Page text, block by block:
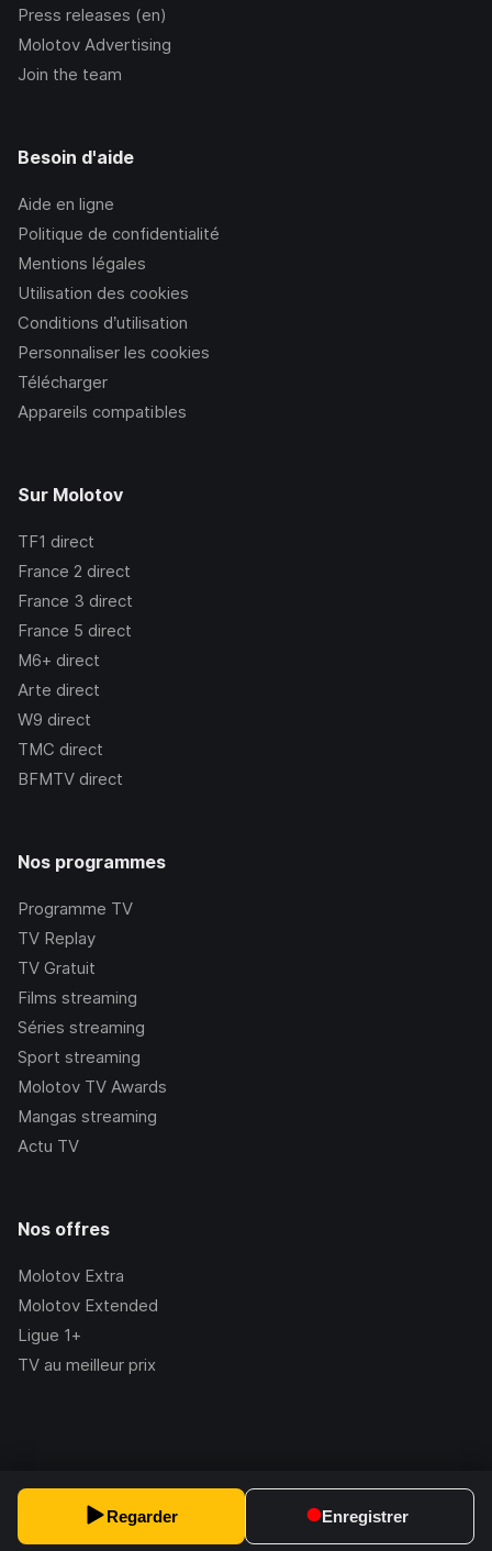
Regarder Enregistrer
Press releases (en)
Molotov Advertising
Join the team
Besoin d'aide
Aide en ligne
Politique de confidentialité
Mentions légales
Utilisation des cookies
Conditions d’utilisation
Personnaliser les cookies
Télécharger
Appareils compatibles
Sur Molotov
TF1 direct
France 2 direct
France 3 direct
France 5 direct
M6+ direct
Arte direct
W9 direct
TMC direct
BFMTV direct
Nos programmes
Programme TV
TV Replay
TV Gratuit
Films streaming
Séries streaming
Sport streaming
Molotov TV Awards
Mangas streaming
Actu TV
Nos offres
Molotov Extra
Molotov Extended
Ligue 1+
TV au meilleur prix
2.228.1